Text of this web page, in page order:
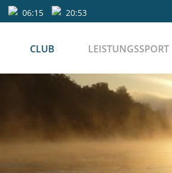
06:15 20:53
CLUB LEISTUNGSSPORT